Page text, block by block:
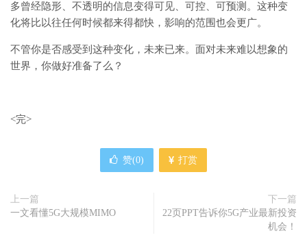
多曾经隐形、不透明的信息变得可见、可控、可预测。这种变
化将比以往任何时候都来得都快，影响的范围也会更广。
不管你是否感受到这种变化，未来已来。面对未来难以想象的
世界，你做好准备了么？
<完>
赞(0) 打赏
上一篇
一文看懂5G大规模MIMO
下一篇
22页PPT告诉你5G产业最新投资
机会！